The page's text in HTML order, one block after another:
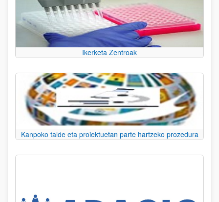
Ikerketa Zentroak
Kanpoko talde eta proiektuetan parte hartzeko prozedura